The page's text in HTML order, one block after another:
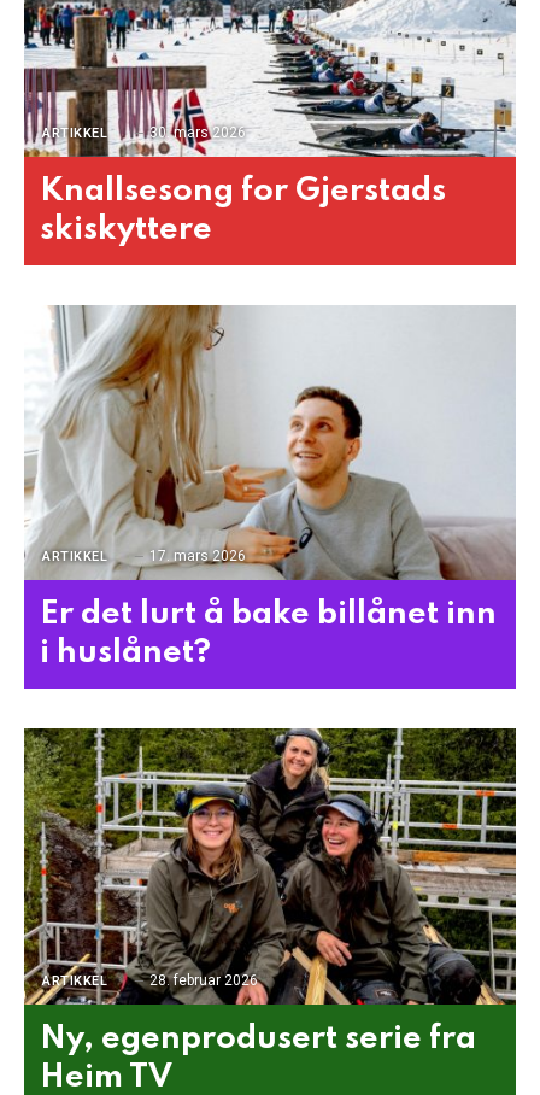
ARTIKKEL 30. mars 2026
Knallsesong for Gjerstads
skiskyttere
ARTIKKEL 17. mars 2026
Er det lurt å bake billånet inn
i huslånet?
ARTIKKEL 28. februar 2026
Ny, egenprodusert serie fra
Heim TV